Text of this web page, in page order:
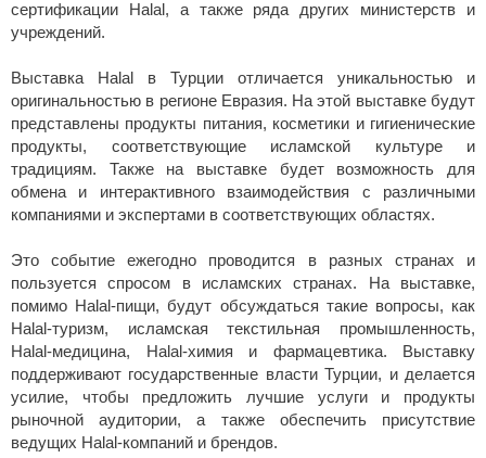
сертификации Halal, а также ряда других министерств и
учреждений.
Выставка Halal в Турции отличается уникальностью и
оригинальностью в регионе Евразия. На этой выставке будут
представлены продукты питания, косметики и гигиенические
продукты, соответствующие исламской культуре и
традициям. Также на выставке будет возможность для
обмена и интерактивного взаимодействия с различными
компаниями и экспертами в соответствующих областях.
Это событие ежегодно проводится в разных странах и
пользуется спросом в исламских странах. На выставке,
помимо Halal-пищи, будут обсуждаться такие вопросы, как
Halal-туризм, исламская текстильная промышленность,
Halal-медицина, Halal-химия и фармацевтика. Выставку
поддерживают государственные власти Турции, и делается
усилие, чтобы предложить лучшие услуги и продукты
рыночной аудитории, а также обеспечить присутствие
ведущих Halal-компаний и брендов.